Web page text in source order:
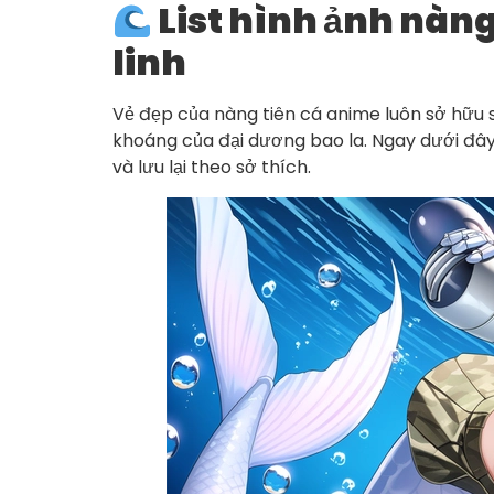
List hình ảnh
linh
Vẻ đẹp của nàng tiên cá anime luôn sở
khoáng của đại dương bao la. Ngay dưới
và lưu lại theo sở thích.